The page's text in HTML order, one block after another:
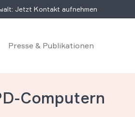
Jetzt Kontakt aufnehmen
Presse & Publikationen
Computern